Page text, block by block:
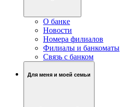
О банке
Новости
Номера филиалов
Филиалы и банкоматы
Связь c банком
Для меня и моей семьи